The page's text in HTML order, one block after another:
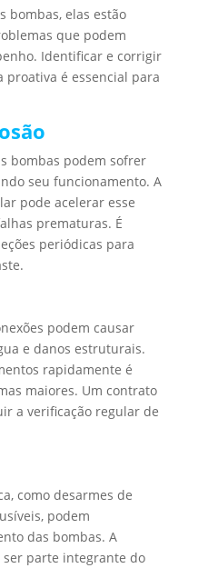
bombas, elas estão
que podem
Identificar e corrigir
proativa é essencial para
bombas podem sofrer
seu funcionamento. A
pode acelerar esse
prematuras. É
periódicas para
podem causar
e danos estruturais.
rapidamente é
maiores. Um contrato
a verificação regular de
como desarmes de
podem
das bombas. A
parte integrante do